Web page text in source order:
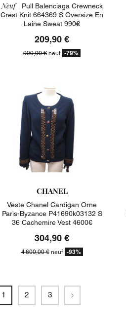
Neuf | Pull Balenciaga Crewneck
Crest Knit 664369 S Oversize En
Laine Sweat 990€
209,90 €
990,00 € neuf -79%
CHANEL
Veste Chanel Cardigan Orne
Paris-Byzance P41690k03132 S
36 Cachemire Vest 4600€
304,90 €
4 600,00 €neuf -93%
1 2 3 Suivant